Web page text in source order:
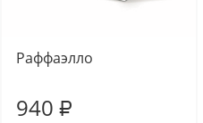
Раффаэлло
940 ₽